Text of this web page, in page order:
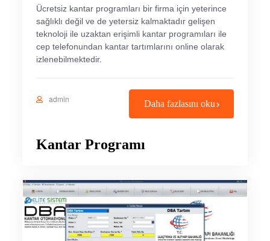
Ücretsiz kantar programları bir firma için yeterince
sağlıklı değil ve de yetersiz kalmaktadır gelişen
teknoloji ile uzaktan erişimli kantar programıları ile
cep telefonundan kantar tartımlarını online olarak
izlenebilmektedir.
admin Daha fazlasını oku
Kantar Programı